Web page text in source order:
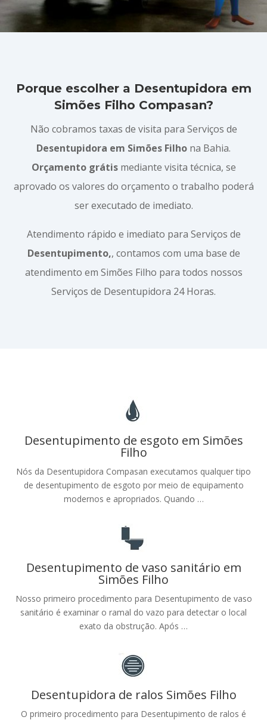
Porque escolher a Desentupidora em
Simões Filho Compasan?
Não cobramos taxas de visita para Serviços de
Desentupidora em Simões Filho na Bahia.
Orçamento grátismediante visita técnica, se
aprovado os valores do orçamento o trabalho poderá
ser executado de imediato.
Atendimento rápido e imediato para Serviços de
Desentupimento,, contamos com uma base de
atendimento em Simões Filho para todos nossos
Serviços de Desentupidora 24 Horas.
Desentupimento de esgoto em Simões
Filho
Nós da Desentupidora Compasan executamos qualquer tipo
de desentupimento de esgoto por meio de equipamento
modernos e apropriados. Quando …
Desentupimento de vaso sanitário em
Simões Filho
Nosso primeiro procedimento para Desentupimento de vaso
sanitário é examinar o ramal do vazo para detectar o local
exato da obstrução. Após …
Desentupidora de ralos Simões Filho
O primeiro procedimento para Desentupimento de ralos é